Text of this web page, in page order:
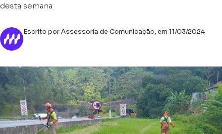
desta semana
Escrito por Assessoria de Comunicação, em 11/03/2024